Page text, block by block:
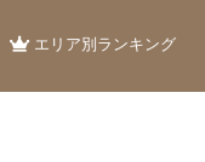
エリア別ランキング